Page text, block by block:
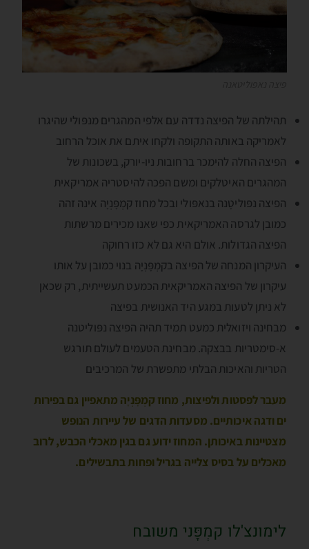
תהילתה של הפיצה נדדה עם אלפי המהגרים מנפּולי שהיגרו
לאמריקה באותה התקופה ולקחו איתם את אוכל הרחוב
הפיצה החלה להימכר ברחובות ניו-יורק, בשכונות של
המהגרים האיטלקים ומשם הפכה להיסטריה אמריקאית
הפיצה נפּוליטָנה בנאפּולי ובכל מחוז קמְפָּנְיָה אינה זהה
כמובן לגרסה האמריקאית כפי שאנו מכירים מרשתות
הפיצה הגדולות. אולם היא גם לא כזו רחוקה
העיקרון המנחה של הפיצה בקמְפָּנְיָה בנוי כמובן על אותו
עיקרון של הפיצה האמריקאית הכמעט תעשייתית, רק שכאן
לא ניתן לטעות במגע היד האנושית בפיצה
מבחינה ויזואלית כמעט תמיד תהיה הפיצה נפּוליטנה
א-סימטריות בבצקה. מבחינת הטעמים לעולם תורגש
הטריות והאיכות הבלתי מתפשרת של המרכיבים
מעבר לפסטות ולפיצות, מחוז קמְפָּנְיָה מתאפיין גם בפירות
ים ודגה איכותיים. מסעדות הדגים של עיירות הנופש
מצטיינות באיכותן. המחוז ידוע גם בגין מאכלי הכבש, לרוב
מאכלים על בסיס צלייה בגריל ופחות בתבשילים.
לימונצ'לו קמְפָּני משובח